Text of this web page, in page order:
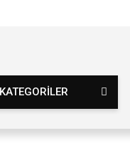
KATEGORİLER